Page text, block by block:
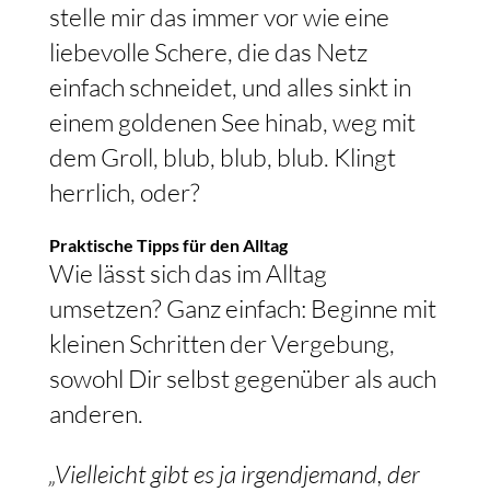
stelle mir das immer vor wie eine
liebevolle Schere, die das Netz
einfach schneidet, und alles sinkt in
einem goldenen See hinab, weg mit
dem Groll, blub, blub, blub. Klingt
herrlich, oder?
Praktische Tipps für den Alltag
Wie lässt sich das im Alltag
umsetzen? Ganz einfach: Beginne mit
kleinen Schritten der Vergebung,
sowohl Dir selbst gegenüber als auch
anderen.
„Vielleicht gibt es ja irgendjemand, der